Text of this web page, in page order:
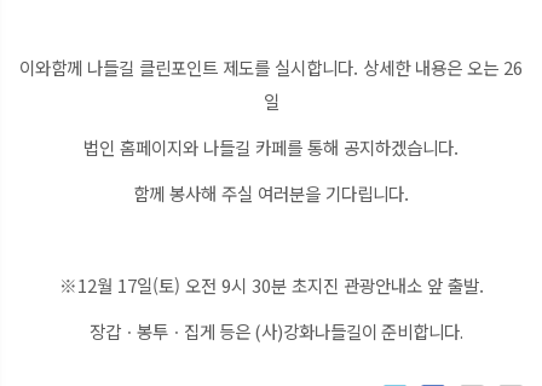
이와함께 나들길 클린포인트 제도를 실시합니다. 상세한 내용은 오는 26
일
법인 홈페이지와 나들길 카페를 통해 공지하겠습니다.
함께 봉사해 주실 여러분을 기다립니다.
※12월 17일(토) 오전 9시 30분 초지진 관광안내소 앞 출발.
장갑ㆍ봉투ㆍ집게 등은 (사)강화나들길이 준비합니다.